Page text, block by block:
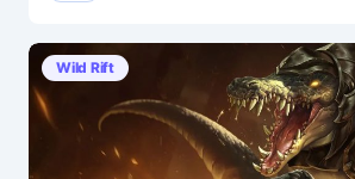
Wild Rift